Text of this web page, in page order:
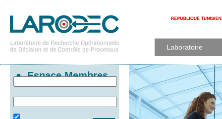
Laboratoire
Espace Membres